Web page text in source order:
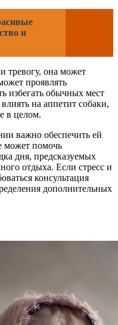
и
тревогу, она может
проявлять
избегать обычных мест
на аппетит собаки,
в целом.
важно обеспечить ей
может помочь
дня, предсказуемых
отдыха. Если стресс и
консультация
дополнительных